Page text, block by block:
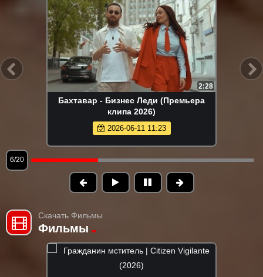
2:28
Бахтавар - Бизнес Леди (Премьера
клипа 2026)
2026-06-11 11:23
6/20
Скачать Фильмы
Фильмы